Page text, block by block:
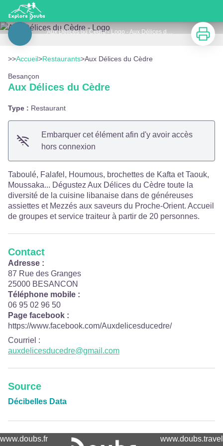
Aux Délices du Cèdre
Aux Délices du Cèdre - Logo - Aux Délices du Cèdre
Voir l'image en plein écran
Imprimer
>>Accueil>Restaurants>Aux Délices du Cèdre
Besançon
Aux Délices du Cèdre
Type : Restaurant
Embarquer cet élément afin d'y avoir accès
hors connexion
Taboulé, Falafel, Houmous, brochettes de Kafta et Taouk,
Moussaka... Dégustez Aux Délices du Cèdre toute la
diversité de la cuisine libanaise dans de généreuses
assiettes et Mezzés aux saveurs du Proche-Orient. Accueil
de groupes et service traiteur à partir de 20 personnes.
Contact
Adresse :
87 Rue des Granges
25000 BESANCON
Téléphone mobile :
06 95 02 96 50
Page facebook :
https://www.facebook.com/Auxdelicesducedre/
Courriel :
auxdelicesducedre@gmail.com
Source
Décibelles Data
www.doubs.fr www.doubs.travel